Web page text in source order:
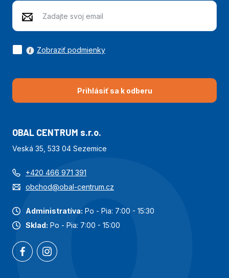
Prihlásiť sa k odberu
Zobraziť podmienky
OBAL CENTRUM s.r.o.
Veská 35, 533 04 Sezemice
+420 466 971 391
obchod@obal-centrum.cz
Administratíva: Po - Pia: 7:00 - 15:30
Sklad: Po - Pia: 7:00 - 15:00